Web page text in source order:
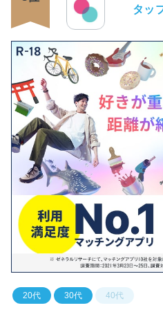
タッ
20代 30代 40代